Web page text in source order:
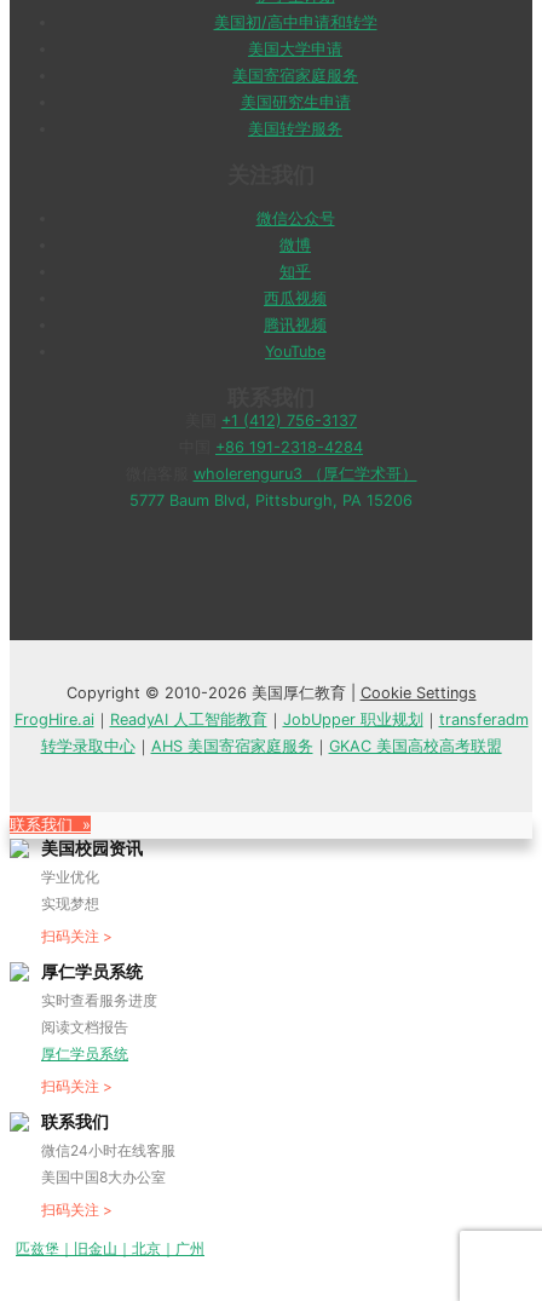
美国初/高中申请和转学
美国大学申请
美国寄宿家庭服务
美国研究生申请
美国转学服务
微信公众号
微博
知乎
西瓜视频
腾讯视频
YouTube
+1 (412) 756-3137
+86 191-2318-4284
wholerenguru3 （厚仁学术哥）
5777 Baum Blvd, Pittsburgh, PA 15206
Copyright © 2010-2026 美国厚仁教育 | Cookie Settings
FrogHire.ai｜ ReadyAI 人工智能教育｜ JobUpper 职业规划 ｜ transferadm
转学录取中心｜ AHS 美国寄宿家庭服务 ｜ GKAC 美国高校高考联盟
联系我们 »
美国校园资讯
学业优化
实现梦想
扫码关注 >
厚仁学员系统
实时查看服务进度
阅读文档报告
厚仁学员系统
扫码关注 >
联系我们
微信24小时在线客服
美国中国8大办公室
扫码关注 >
匹兹堡｜旧金山｜北京｜广州